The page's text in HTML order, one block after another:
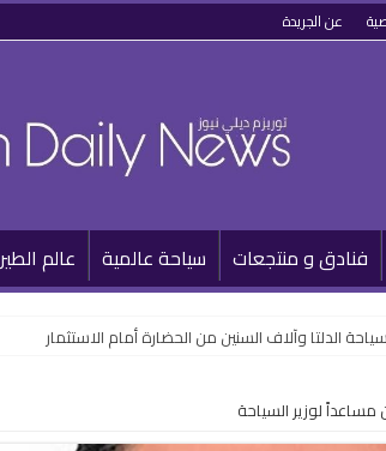
عن الجريدة
فنادق و منتجعات سياحة عالمية عالم
الدلتا وآلاف السنين من الحضارة أمام الاستثمار
لوزير السياحة